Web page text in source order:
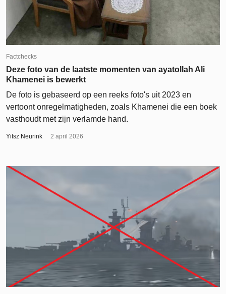
Factchecks
Deze foto van de laatste momenten van ayatollah Ali
Khamenei is bewerkt
De foto is gebaseerd op een reeks foto's uit 2023 en
vertoont onregelmatigheden, zoals Khamenei die een boek
vasthoudt met zijn verlamde hand.
Yitsz Neurink 2 april 2026